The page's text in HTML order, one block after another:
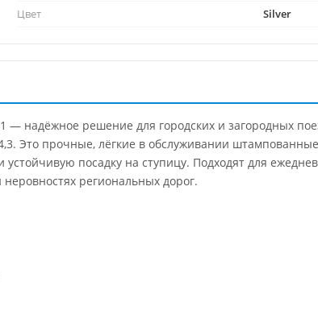
Цвет
Silver
надёжное решение для городских и загородных
Это прочные, лёгкие в обслуживании
посадку на ступицу. Подходят для
региональных дорог.